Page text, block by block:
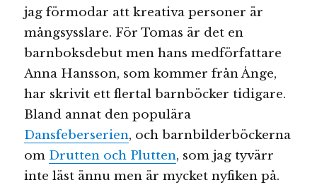
jag förmodar att kreativa personer är
mångsysslare. För Tomas är det en
barnboksdebut men hans medförfattare
Anna Hansson, som kommer från Ånge,
har skrivit ett flertal barnböcker tidigare.
Bland annat den populära
Dansfeberserien, och barnbilderböckerna
om Drutten och Plutten, som jag tyvärr
inte läst ännu men är mycket nyfiken på.